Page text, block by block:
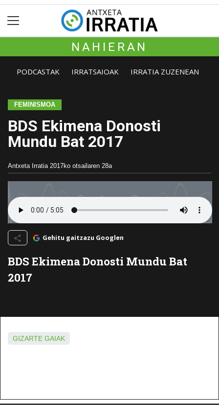
NAHIERAN
PODCASTAK IRRATSAIOAK IRRATIA ZUZENEAN
FEMINISMOA
BDS Ekimena Donosti
Mundu Bat 2017
Antxeta Irratia 2017ko otsailaren 28a
Gehitu gaitzazu Googlen
BDS Ekimena Donosti Mundu Bat
2017
GIZARTE GAIAK